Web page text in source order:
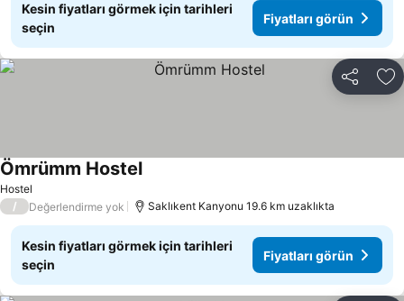
Kesin fiyatları görmek için tarihleri
seçin
Fiyatları görün
Paylaş
Hostel
Ömrümm HostelFiyatları görün
/ Değerlendirme yok Saklıkent Kanyonu 19.6 km uzaklıkta
Kesin fiyatları görmek için tarihleri
seçin
Fiyatları görün